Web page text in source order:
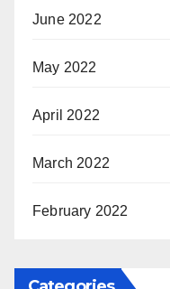
June 2022
May 2022
April 2022
March 2022
February 2022